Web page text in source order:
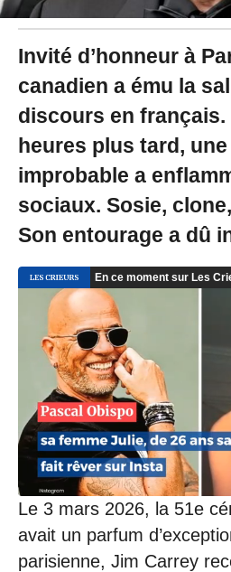
Invité d’honneur à
canadien a ému la
discours en français.
heures plus tard,
improbable a
sociaux. Sosie,
Son entourage a dû
Le 3 mars 2026, la 51e
avait un parfum
parisienne, Jim Carrey